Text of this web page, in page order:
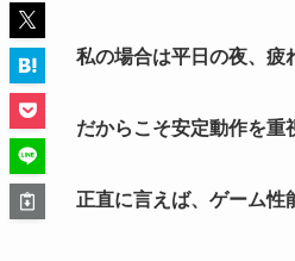
私の場合は平日の夜、疲
だからこそ安定動作を重
正直に言えば、ゲーム性